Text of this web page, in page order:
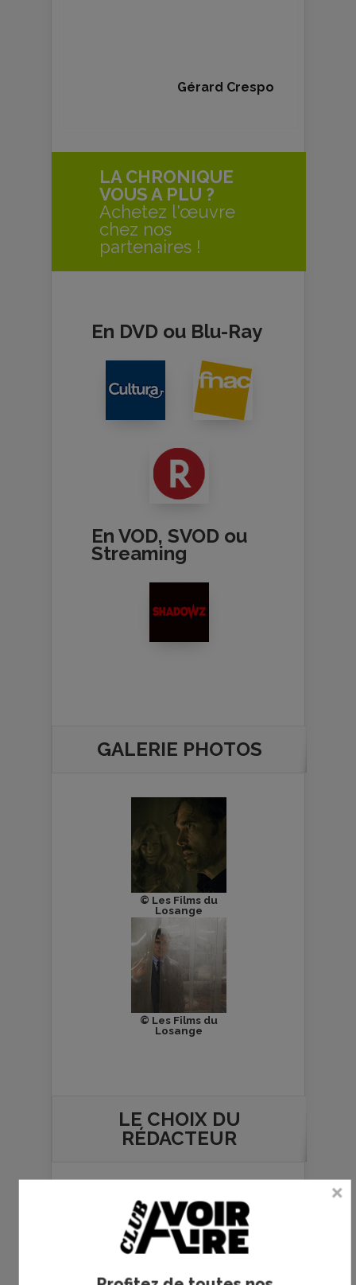
Gérard Crespo
LA CHRONIQUE
VOUS A PLU ?
Achetez l'œuvre
chez nos
partenaires !
En DVD ou Blu-Ray
En VOD, SVOD ou
Streaming
GALERIE PHOTOS
© Les Films du
Losange
© Les Films du
Losange
LE CHOIX DU
RÉDACTEUR